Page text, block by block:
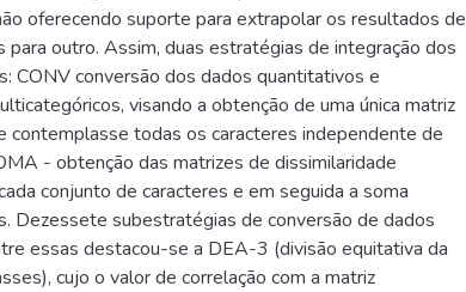
oferecendo suporte para extrapolar os resultados de
para outro. Assim, duas estratégias de integração dos
CONV conversão dos dados quantitativos e
visando a obtenção de uma única matriz
contemplasse todas os caracteres independente de
- obtenção das matrizes de dissimilaridade
conjunto de caracteres e em seguida a soma
Dezessete subestratégias de conversão de dados
essas destacou-se a DEA-3 (divisão equitativa da
cujo o valor de correlação com a matriz